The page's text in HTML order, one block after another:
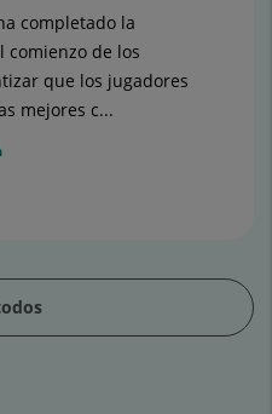
completado la
comienzo de los
que los jugadores
mejores c...